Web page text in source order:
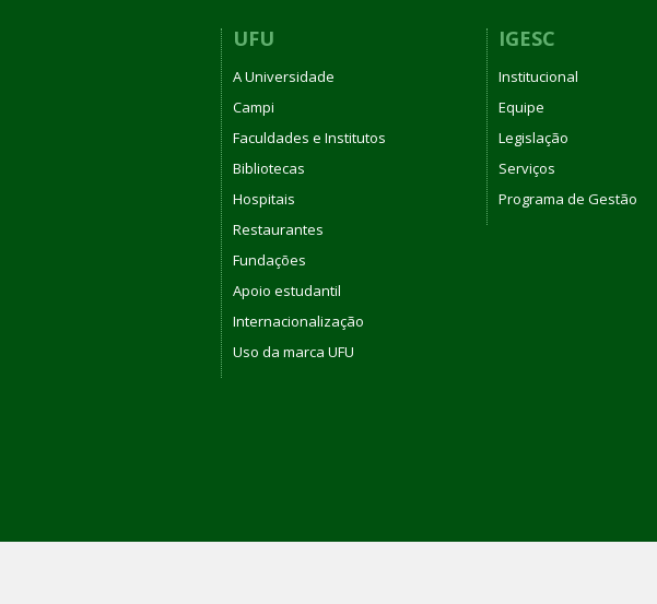
UFU
A Universidade
Campi
Faculdades e Institutos
Bibliotecas
Hospitais
Restaurantes
Fundações
Apoio estudantil
Internacionalização
Uso da marca UFU
IGESC
Institucional
Equipe
Legislação
Serviços
Programa de Gestão